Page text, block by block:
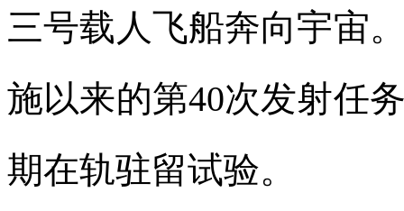
三号载人飞船奔向宇宙
施以来的第40次发射任
期在轨驻留试验。